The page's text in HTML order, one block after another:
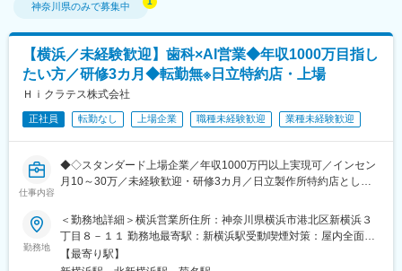
神奈川県のみで募集中
【横浜／未経験歓迎】歯科×AI営業◆年収1000万目指し
たい方／研修3カ月◆転勤無※日立特約店・上場
Ｈｉクラテス株式会社
正社員 転勤なし 上場企業 職種未経験歓迎 業種未経験歓迎
仕事内容
◆◇スタンダード上場企業／年収1000万円以上実現可／インセン
月10～30万／未経験歓迎・研修3カ月／日立製作所特約店として
倒的に稼ぎたい方へ◆◇
■業務内容
医療×AIソリューション営業
勤務地
＜勤務地詳細＞横浜営業所住所：神奈川県横浜市港北区新横浜３
丁目８－１１ 勤務地最寄駅：新横浜駅受動喫煙対策：屋内全面禁
煙変更の範囲：会社の定める事業所
【最寄り駅】